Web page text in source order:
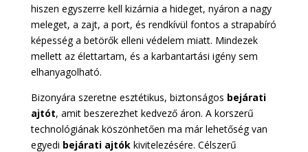
hiszen egyszerre kell kizárnia a hideget, nyáron a nagy
meleget, a zajt, a port, és rendkívül fontos a strapabíró
képesség a betörők elleni védelem miatt. Mindezek
mellett az élettartam, és a karbantartási igény sem
elhanyagolható.
Bizonyára szeretne esztétikus, biztonságos bejárati
ajtót, amit beszerezhet kedvező áron. A korszerű
technológiának köszönhetően ma már lehetőség van
egyedi bejárati ajtókkivitelezésére. Célszerű